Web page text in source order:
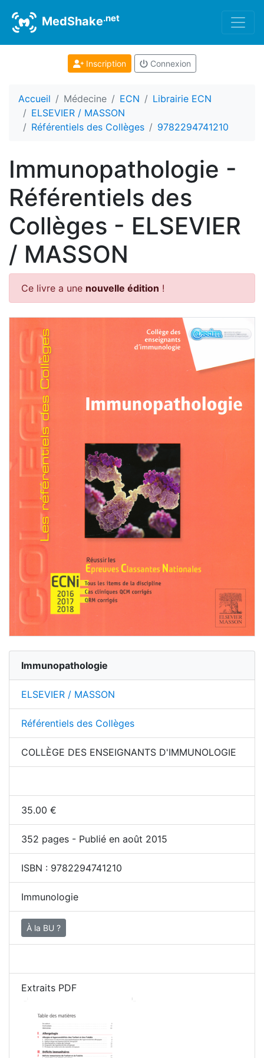
MedShake.net
Inscription Connexion
Accueil Médecine ECN
Librairie ECN
ELSEVIER / MASSON
Référentiels des Collèges
9782294741210
Immunopathologie -
Référentiels des
Collèges - ELSEVIER
/ MASSON
Ce livre a une nouvelle édition !
Immunopathologie
ELSEVIER / MASSON
Référentiels des Collèges
COLLÈGE DES ENSEIGNANTS D'IMMUNOLOGIE
35.00 €
352 pages - Publié en août 2015
ISBN : 9782294741210
Immunologie
À la BU ?
Extraits PDF